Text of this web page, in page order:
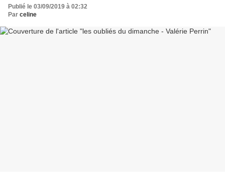
Publié le 03/09/2019 à 02:32
Par celine